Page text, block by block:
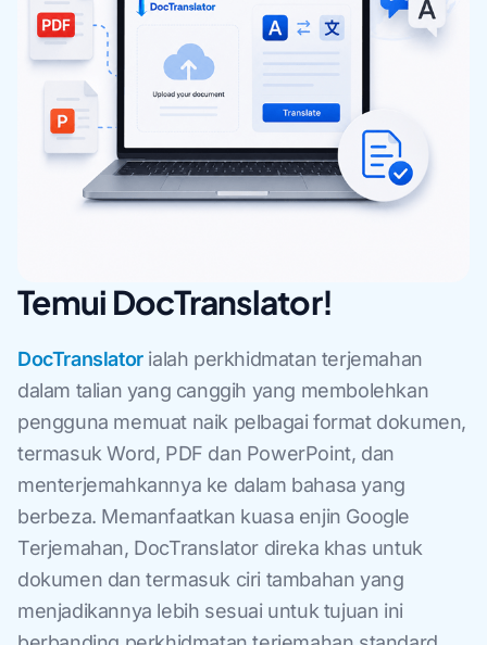
Temui DocTranslator!
DocTranslatorialah perkhidmatan terjemahan
dalam talian yang canggih yang membolehkan
pengguna memuat naik pelbagai format dokumen,
termasuk Word, PDF dan PowerPoint, dan
menterjemahkannya ke dalam bahasa yang
berbeza. Memanfaatkan kuasa enjin Google
Terjemahan, DocTranslator direka khas untuk
dokumen dan termasuk ciri tambahan yang
menjadikannya lebih sesuai untuk tujuan ini